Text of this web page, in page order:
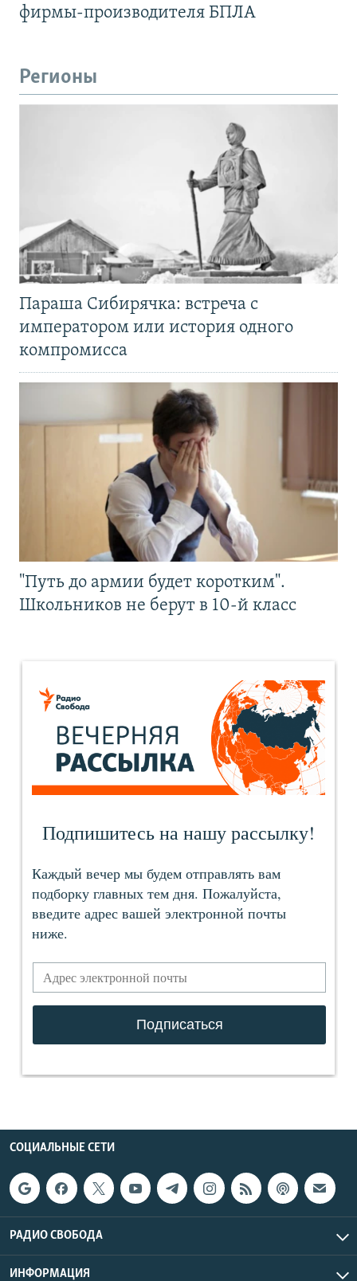
фирмы-производителя БПЛА
Регионы
Параша Сибирячка: встреча с
императором или история одного
компромисса
"Путь до армии будет коротким".
Школьников не берут в 10-й класс
СОЦИАЛЬНЫЕ СЕТИ
РАДИО СВОБОДА
ИНФОРМАЦИЯ